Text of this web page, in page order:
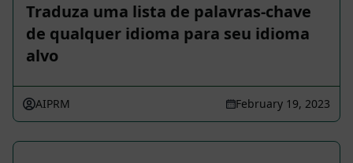
Traduza uma lista de palavras-chave
de qualquer idioma para seu idioma
alvo
AIPRM February 19, 2023